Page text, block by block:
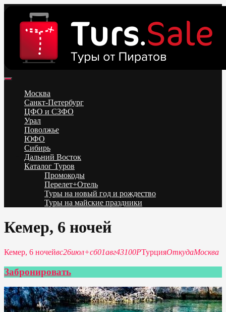
content
Низкие цены на путевки 3-7-10 ночей все включено, отдых на
море. Распродажа экскурсионных и горнолыжных туров.
Обновление каждый день. Официальный сайт Тур Сейл
Москва
Санкт-Петербург
ЦФО и СЗФО
Урал
Поволжье
ЮФО
Сибирь
Дальний Восток
Каталог Туров
Промокоды
Перелет+Отель
Туры на новый год и рождество
Туры на майские праздники
Кемер, 6 ночей
Кемер, 6 ночейвс26июл+сб01авг43100PТурцияОткудаМосква
Забронировать